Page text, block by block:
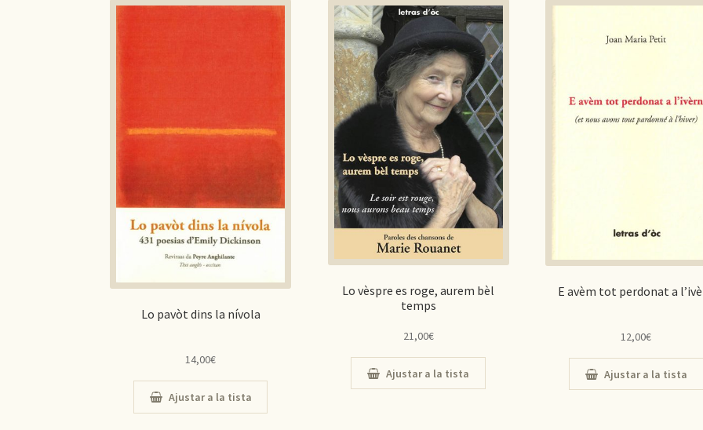
Lo pavòt dins la nívola
14,00€
Ajustar a la tista
Lo vèspre es roge, aurem bèl
temps
21,00€
Ajustar a la tista
E avèm tot perdonat a
12,00€
Ajustar a la tista